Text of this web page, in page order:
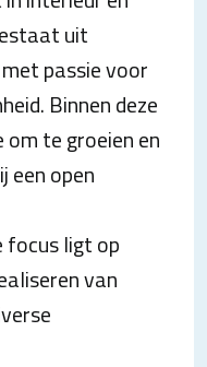
uit
passie voor
Binnen deze
te groeien en
een open
focus ligt op
van